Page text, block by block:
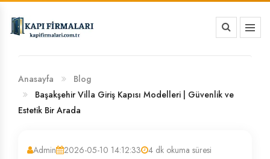
BANKA HESAP NUMARALARIMIZ
Anasayfa
Blog
Başakşehir Villa Giriş Kapısı Modelleri | Güvenlik ve
Estetik Bir Arada
Admin 2026-05-10 14:12:33
4 dk okuma süresi